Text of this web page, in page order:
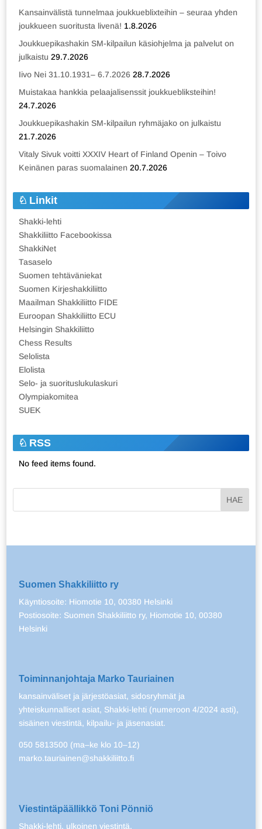
Kansainvälistä tunnelmaa joukkueblixteihin – seuraa yhden
joukkueen suoritusta livenä! 1.8.2026
Joukkuepikashakin SM-kilpailun käsiohjelma ja palvelut on
julkaistu 29.7.2026
Iivo Nei 31.10.1931– 6.7.2026 28.7.2026
Muistakaa hankkia pelaajalisenssit joukkuebliksteihin!
24.7.2026
Joukkuepikashakin SM-kilpailun ryhmäjako on julkaistu
21.7.2026
Vitaly Sivuk voitti XXXIV Heart of Finland Openin – Toivo
Keinänen paras suomalainen 20.7.2026
Linkit
Shakki-lehti
Shakkiliitto Facebookissa
ShakkiNet
Tasaselo
Suomen tehtäväniekat
Suomen Kirjeshakkiliitto
Maailman Shakkiliitto FIDE
Euroopan Shakkiliitto ECU
Helsingin Shakkiliitto
Chess Results
Selolista
Elolista
Selo- ja suorituslukulaskuri
Olympiakomitea
SUEK
RSS
No feed items found.
Suomen Shakkiliitto ry
Käyntiosoite: Hiomotie 10, 00380 Helsinki
Postiosoite: Suomen Shakkiliitto ry, Hiomotie 10, 00380
Helsinki
Toiminnanjohtaja Marko Tauriainen
kansainväliset ja järjestöasiat, sidosryhmät ja
yhteiskunnalliset asiat, Shakki-lehti (numeroon 4/2024 asti),
sisäinen viestintä, kilpailu- ja jäsenasiat.
050 5813500 (ma–ke klo 10–12)
marko.tauriainen@shakkiliitto.fi
Viestintäpäällikkö Toni Pönniö
Shakki-lehti, ulkoinen viestintä.